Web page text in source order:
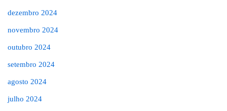
dezembro 2024
novembro 2024
outubro 2024
setembro 2024
agosto 2024
julho 2024